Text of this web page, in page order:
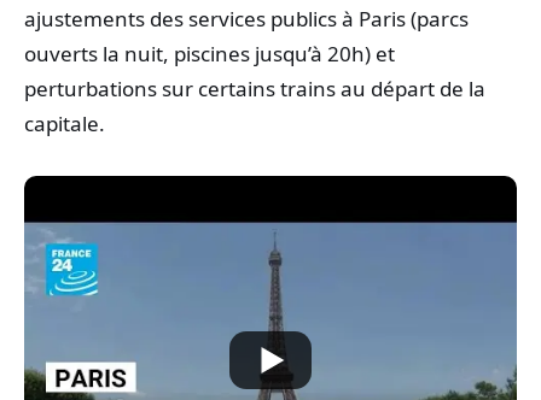
ajustements des services publics à Paris (parcs
ouverts la nuit, piscines jusqu’à 20h) et
perturbations sur certains trains au départ de la
capitale.